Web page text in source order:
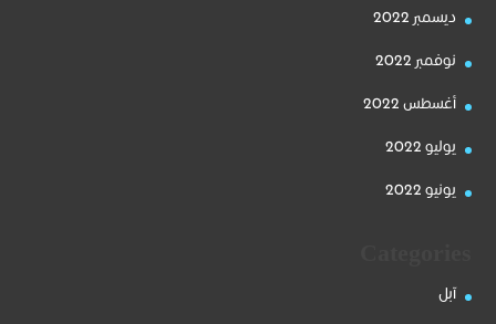
ديسمبر 2022
نوفمبر 2022
أغسطس 2022
يوليو 2022
يونيو 2022
آبل